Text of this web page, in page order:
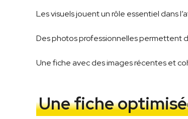
Les visuels jouent un rôle essentiel dans
Des photos professionnelles permettent
Une fiche avec des images récentes et
Une fiche